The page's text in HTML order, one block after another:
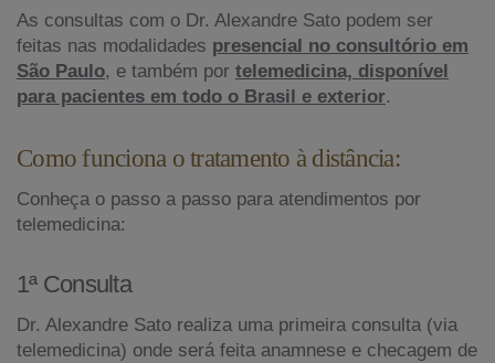
As consultas com o Dr. Alexandre Sato podem ser
feitas nas modalidades presencial no consultório em
São Paulo, e também por telemedicina, disponível
para pacientes em todo o Brasil e exterior.
Como funciona o tratamento à distância:
Conheça o passo a passo para atendimentos por
telemedicina:
1ª Consulta
Dr. Alexandre Sato realiza uma primeira consulta (via
telemedicina) onde será feita anamnese e checagem de